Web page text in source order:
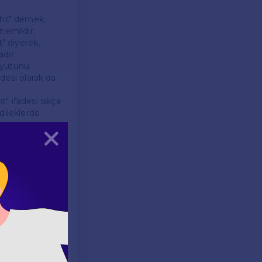
demek,
diyerek,
olarak da
ifadesi sıkça
de
söylenir.
onun
dile
Kapat